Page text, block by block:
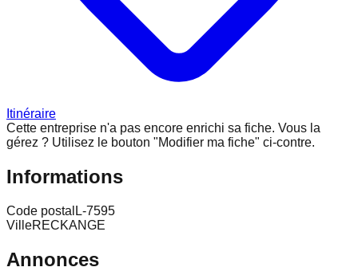
Itinéraire
Cette entreprise n'a pas encore enrichi sa fiche. Vous la
gérez ? Utilisez le bouton "Modifier ma fiche" ci-contre.
Informations
Code postal L-7595
VilleRECKANGE
Annonces